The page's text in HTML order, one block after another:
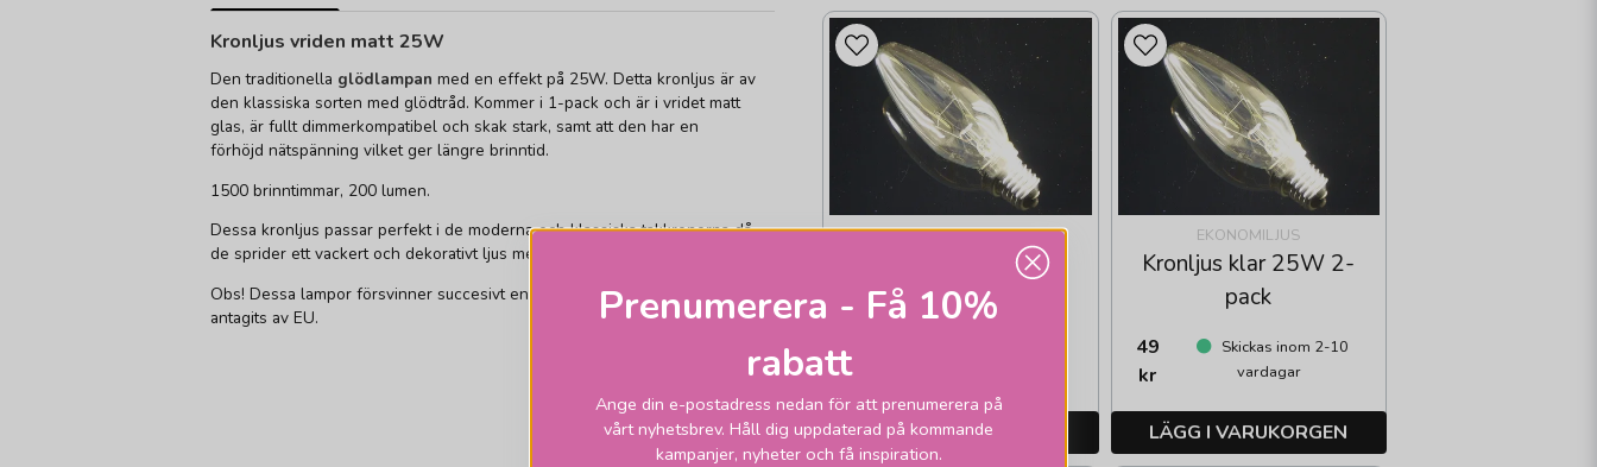
Kronljus vriden matt 25W
Den traditionella glödlampan med en effekt på 25W. Detta kronljus är av
den klassiska sorten med glödtråd. Kommer i 1-pack och är i vridet matt
glas, är fullt dimmerkompatibel och skak stark, samt att den har en
förhöjd nätspänning vilket ger längre brinntid.
1500 brinntimmar, 200 lumen.
Dessa kronljus passar perfekt i de moderna och klassiska takkronorna då
de sprider ett vackert och dekorativt ljus med den vridna formen.
Obs! Dessa lampor försvinner succesivt enligt ekodesigndirektivet som
antagits av EU.
EKONOMILJUS
Kronljus klar 15W 2-
pack
kr
LÄGG I VARUKORGEN
EKONOMILJUS
Kronljus klar 25W 2-
pack
49
kr
Skickas inom 2-10
vardagar
LÄGG I VARUKORGEN
Prenumerera - Få 10%
rabatt
Ange din e-postadress nedan för att prenumerera på
vårt nyhetsbrev. Håll dig uppdaterad på kommande
kampanjer, nyheter och få inspiration.